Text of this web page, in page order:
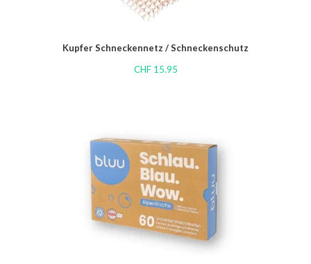
Kupfer Schneckennetz / Schneckenschutz
CHF15.95